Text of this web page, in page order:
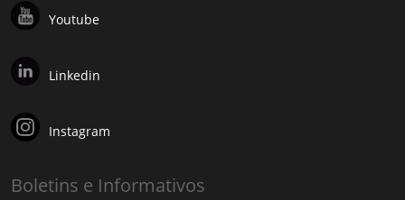
Youtube
Linkedin
Instagram
Boletins e Informativos